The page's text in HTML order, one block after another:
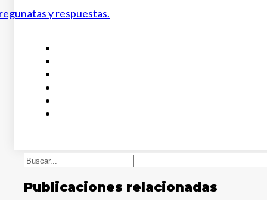
y respuestas.
Buscar
Publicaciones relacionadas